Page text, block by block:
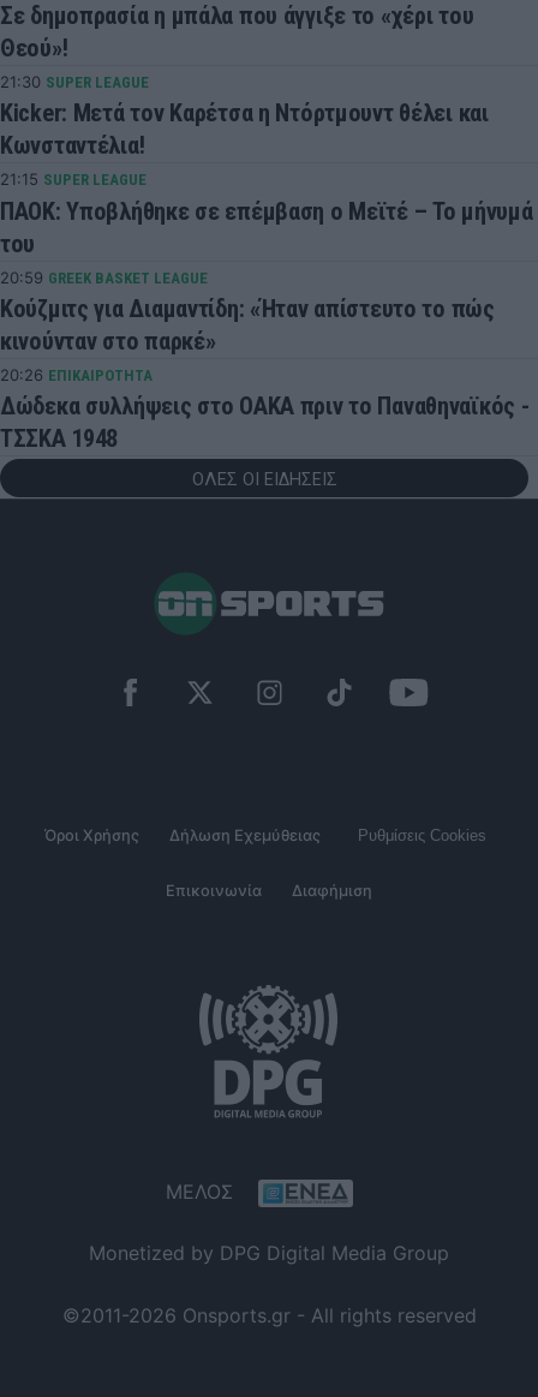
Σε δημοπρασία η μπάλα που άγγιξε το «χέρι του
Θεού»!
21:30 SUPER LEAGUE
Kicker: Μετά τον Καρέτσα η Ντόρτμουντ θέλει και
Κωνσταντέλια!
21:15 SUPER LEAGUE
ΠΑΟΚ: Υποβλήθηκε σε επέμβαση ο Μεϊτέ – Το μήνυμά
του
20:59 GREEK BASKET LEAGUE
Κούζμιτς για Διαμαντίδη: «Ήταν απίστευτο το πώς
κινούνταν στο παρκέ»
20:26 ΕΠΙΚΑΙΡΟΤΗΤΑ
Δώδεκα συλλήψεις στο ΟΑΚΑ πριν το Παναθηναϊκός -
ΤΣΣΚΑ 1948
ΟΛΕΣ ΟΙ ΕΙΔΗΣΕΙΣ
Όροι Χρήσης Δήλωση Εχεμύθειας Ρυθμίσεις Cookies
Επικοινωνία Διαφήμιση
ΜΕΛΟΣ
Monetized by DPG Digital Media Group
©2011-2026 Onsports.gr - All rights reserved